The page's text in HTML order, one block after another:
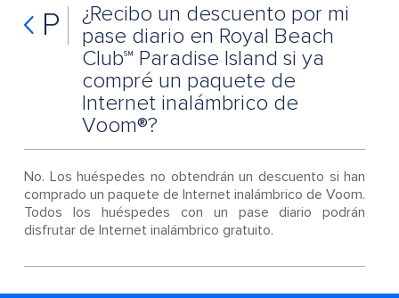
P
¿Recibo un descuento por mi
pase diario en Royal Beach
Club℠ Paradise Island si ya
compré un paquete de
Internet inalámbrico de
Voom®?
No. Los huéspedes no obtendrán un descuento si han
comprado un paquete de Internet inalámbrico de Voom.
Todos los huéspedes con un pase diario podrán
disfrutar de Internet inalámbrico gratuito.